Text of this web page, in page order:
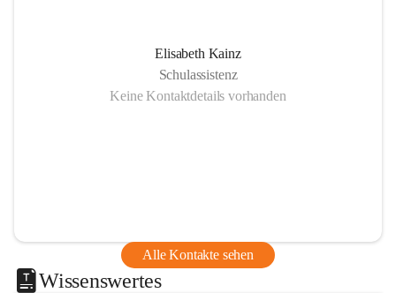
Elisabeth Kainz
Schulassistenz
Keine Kontaktdetails vorhanden
Alle Kontakte sehen
Wissenswertes